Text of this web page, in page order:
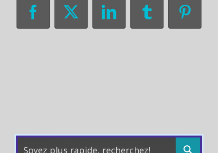
Facebook
X LinkedInTumblr